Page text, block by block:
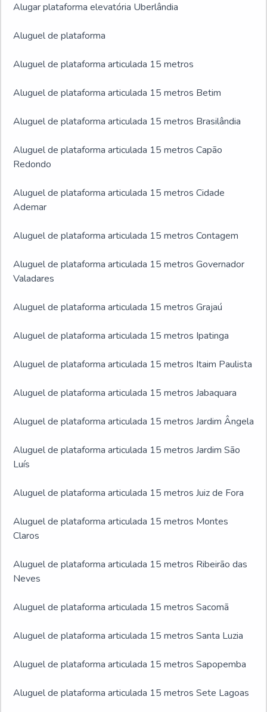
Alugar plataforma elevatória Uberlândia
Aluguel de plataforma
Aluguel de plataforma articulada 15 metros
Aluguel de plataforma articulada 15 metros Betim
Aluguel de plataforma articulada 15 metros Brasilândia
Aluguel de plataforma articulada 15 metros Capão
Redondo
Aluguel de plataforma articulada 15 metros Cidade
Ademar
Aluguel de plataforma articulada 15 metros Contagem
Aluguel de plataforma articulada 15 metros Governador
Valadares
Aluguel de plataforma articulada 15 metros Grajaú
Aluguel de plataforma articulada 15 metros Ipatinga
Aluguel de plataforma articulada 15 metros Itaim Paulista
Aluguel de plataforma articulada 15 metros Jabaquara
Aluguel de plataforma articulada 15 metros Jardim Ângela
Aluguel de plataforma articulada 15 metros Jardim São
Luís
Aluguel de plataforma articulada 15 metros Juiz de Fora
Aluguel de plataforma articulada 15 metros Montes
Claros
Aluguel de plataforma articulada 15 metros Ribeirão das
Neves
Aluguel de plataforma articulada 15 metros Sacomã
Aluguel de plataforma articulada 15 metros Santa Luzia
Aluguel de plataforma articulada 15 metros Sapopemba
Aluguel de plataforma articulada 15 metros Sete Lagoas